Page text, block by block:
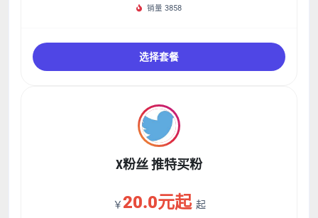
销量 3858
选择套餐
X粉丝 推特买粉
￥20.0元起 起